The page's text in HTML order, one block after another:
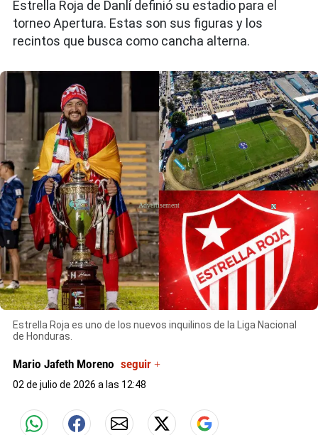
Estrella Roja de Danlí definió su estadio para el
torneo Apertura. Estas son sus figuras y los
recintos que busca como cancha alterna.
Estrella Roja es uno de los nuevos inquilinos de la Liga Nacional
de Honduras.
X
X
Mario Jafeth Moreno seguir +
02 de julio de 2026 a las 12:48